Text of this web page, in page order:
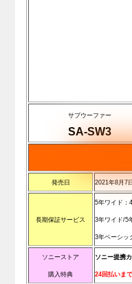
サブウーファー
SA-SW3
発売日 2021年8月7日
長期保証サービス
5年ワイド：
3年ワイド/5
3年ベーシッ
ソニーストア
購入特典
ソニー提携
24回払いま